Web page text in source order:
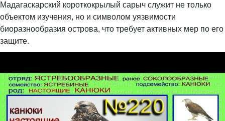
Мадагаскарский короткокрылый сарыч служит не только
объектом изучения, но и символом уязвимости
биоразнообразия острова, что требует активных мер по его
защите.